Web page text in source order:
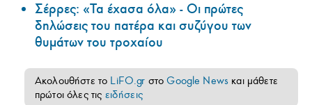
Σέρρες: «Τα έχασα όλα» - Οι πρώτες
δηλώσεις του πατέρα και συζύγου των
θυμάτων του τροχαίου
Ακολουθήστε το LiFO.gr στοGoogle News και μάθετε
πρώτοι όλες τις ειδήσεις